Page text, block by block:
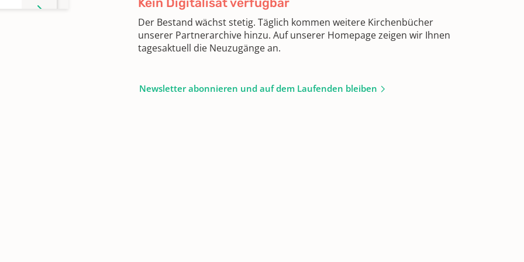
Der Bestand wächst stetig. Täglich kommen weitere Kirchenbücher
unserer Partnerarchive hinzu. Auf unserer Homepage zeigen wir Ihnen
tagesaktuell die Neuzugänge an.
Newsletter abonnieren und auf dem Laufenden bleiben